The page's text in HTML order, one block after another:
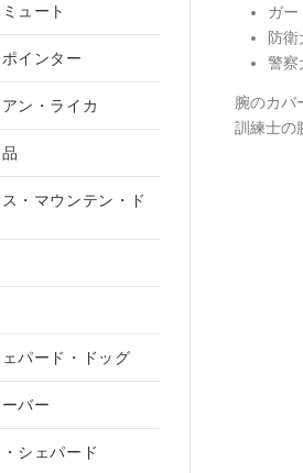
ガー
防衛
警察
腕のカバ
訓練士の
ュート
インター
ン・ライカ
・マウンテン・ド
パード・ドッグ
バー
シェパード